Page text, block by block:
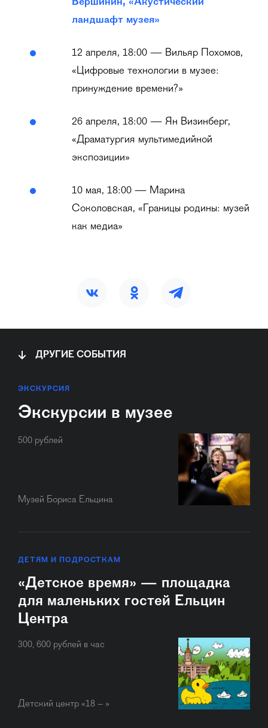
Вершинин, «Акустический
ландшафт музея»
12 апреля, 18:00 — Вильяр Похомов,
«Цифровые технологии в музее:
принуждение времени?»
26 апреля, 18:00 — Ян Визинберг,
«Драматургия мультимедийной
экспозиции»
10 мая, 18:00 — Марина
Соколовская, «Границы родины: музей
как медиа»
ДРУГИЕ СОБЫТИЯ
ЭКСКУРСИЯ
Экскурсии в музее
500 рублей
Музей Бориса Ельцина
ДЕТЯМ И ПОДРОСТКАМ
«Детское время» — площадка
для маленьких гостей Ельцин
Центра
300, 600 рублей в час
Детский центр «18 – »